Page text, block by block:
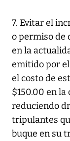
7. Evitar el
o permiso de
en la
emitido por
el costo de
$150.00 en
reduciendo
tripulantes
buque en su